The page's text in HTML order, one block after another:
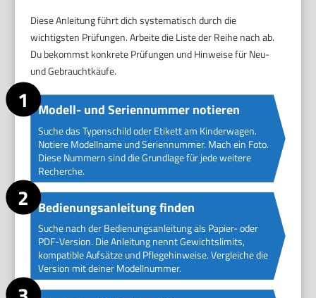
Diese Anleitung führt dich systematisch durch die
wichtigsten Prüfungen. Arbeite die Liste der Reihe nach ab.
Du bekommst konkrete Prüfungen und Hinweise für Neu-
und Gebrauchtkäufe.
Modell- und Seriennummer notieren
Suche das Typenschild oder Etikett am Kinderwagen.
Notiere Modellname und Seriennummer. Mach ein Foto.
Diese Nummern sind die Grundlage für jede weitere
Recherche.
Bedienungsanleitung finden
Suche nach der Bedienungsanleitung als Papier- oder
PDF-Version. Die Anleitung nennt Gewichtslimits,
kompatible Aufsätze und Pflegehinweise. Vergleiche die
Version mit deiner Modellnummer.